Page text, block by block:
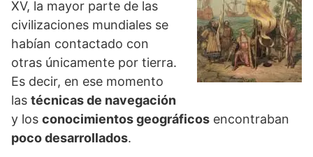
XV, la mayor parte de las
civilizaciones mundiales se
habían contactado con
otras únicamente por tierra.
Es decir, en ese momento
las técnicas de navegación
y los conocimientos geográficos encontraban
poco desarrollados.